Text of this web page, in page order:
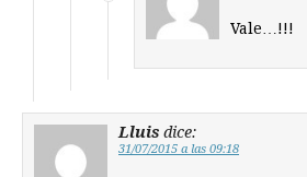
Vale…!!!
Lluis dice:
31/07/2015 a las 09:18